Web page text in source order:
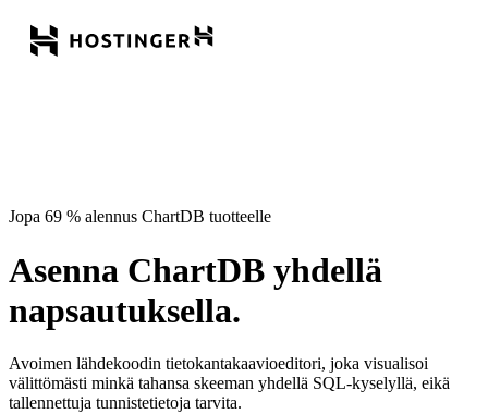
Jopa 69 % alennus ChartDB tuotteelle
Asenna ChartDB yhdellä
napsautuksella.
Avoimen lähdekoodin tietokantakaavioeditori, joka visualisoi
välittömästi minkä tahansa skeeman yhdellä SQL-kyselyllä, eikä
tallennettuja tunnistetietoja tarvita.